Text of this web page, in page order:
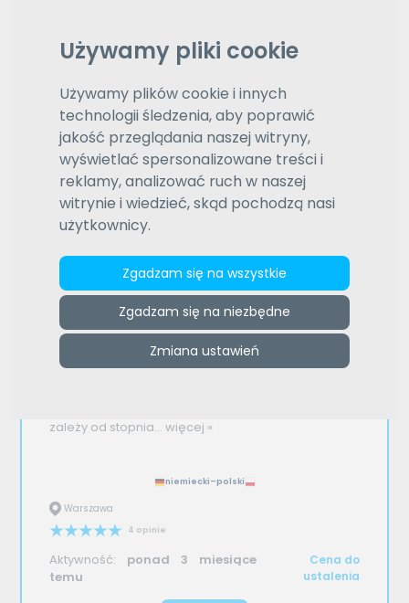
Używamy pliki cookie
Używamy plików cookie i innych
technologii śledzenia, aby poprawić
jakość przeglądania naszej witryny,
wyświetlać spersonalizowane treści i
reklamy, analizować ruch w naszej
witrynie i wiedzieć, skąd pochodzą nasi
użytkownicy.
Zgadzam się na wszystkie
Zgadzam się na niezbędne
Zmiana ustawień
Wybierz język
Daty aktualizacji (od najnowszej)
Wyróżnione oferty
2 3 4 5 6 7 8 9 10
zależy od stopnia... więcej »
niemiecki–polski
Warszawa
4 opinie
Aktywność: ponad 3 miesiące
temu
Cena do
ustalenia